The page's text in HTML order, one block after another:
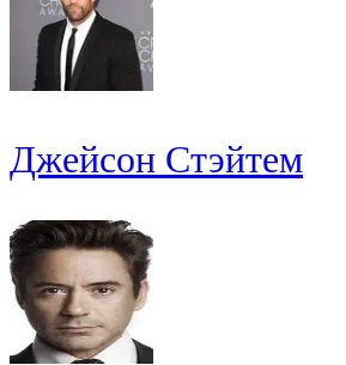
Джейсон Стэйтем